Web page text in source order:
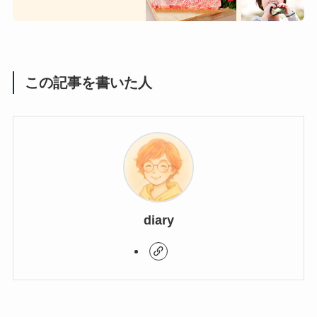
この記事を書いた人
diary